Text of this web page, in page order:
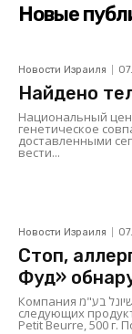
Новые
Новости Израиля
Найдено
Национальный
генетическое
доставленными
вести...
Новости Израиля
Стоп,
Фуд»
Компания ג.ויליפוד אינטרנשיונל בע"מ объявляет об отзыве
следующих
Petit Beurre, 500 г.